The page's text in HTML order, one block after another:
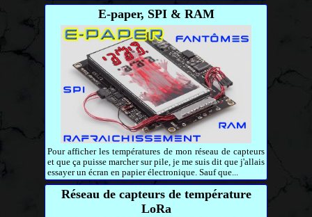
E-paper, SPI & RAM
Pour afficher les températures de mon réseau de capteurs
et que ça puisse marcher sur pile, je me suis dit que j'allais
essayer un écran en papier électronique. Sauf que...
Réseau de capteurs de température
LoRa